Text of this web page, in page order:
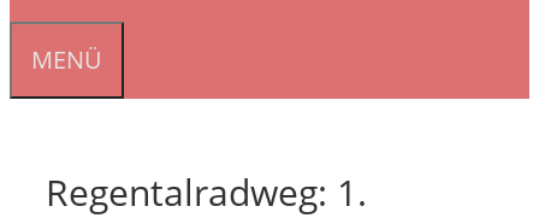
MENÜ
Regentalradweg: 1.